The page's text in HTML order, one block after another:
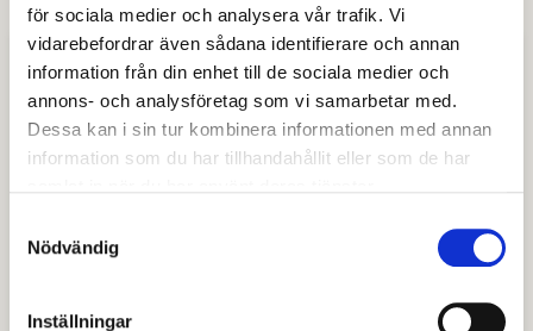
för sociala medier och analysera vår trafik. Vi
vidarebefordrar även sådana identifierare och annan
information från din enhet till de sociala medier och
annons- och analysföretag som vi samarbetar med.
Dessa kan i sin tur kombinera informationen med annan
information som du har tillhandahållit eller som de har
Nödvändig
Inställningar
Avestas Walk of fame
2012 Tony Rickardsson och Niklas Lidström
2014 Erik Axel Karlfeldt
2015 Kerstin Larsson Englund